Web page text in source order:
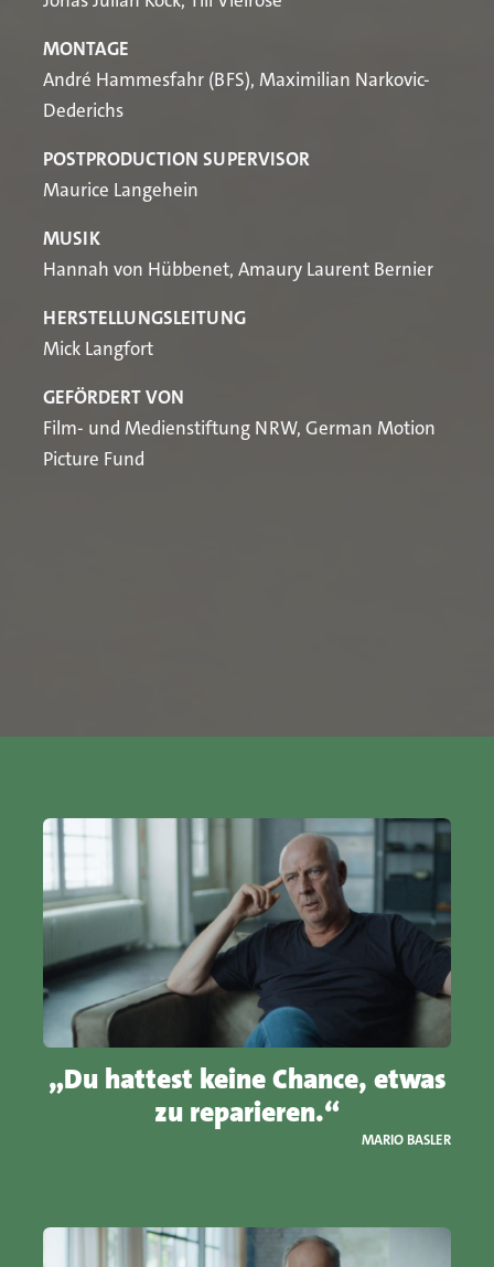
MONTAGE
André Hammesfahr (BFS), Maximilian Narkovic-
Dederichs
POSTPRODUCTION SUPERVISOR
Maurice Langehein
MUSIK
Hannah von Hübbenet, Amaury Laurent Bernier
HERSTELLUNGSLEITUNG
Mick Langfort
GEFÖRDERT VON
Film- und Medienstiftung NRW, German Motion
Picture Fund
„Du hattest keine Chance, etwas
zu reparieren.“
MARIO BASLER